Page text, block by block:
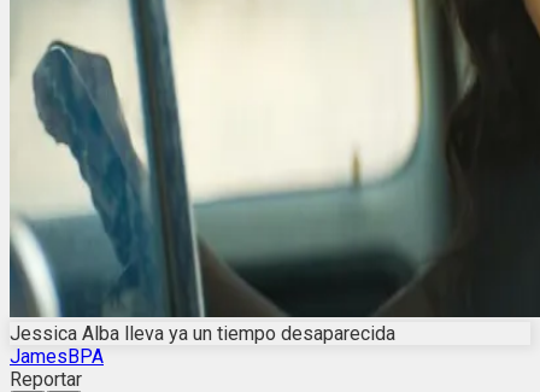
Jessica Alba lleva ya un tiempo desaparecida
JamesBPA
Reportar